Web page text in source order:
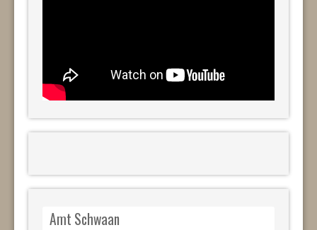
Amt Schwaan